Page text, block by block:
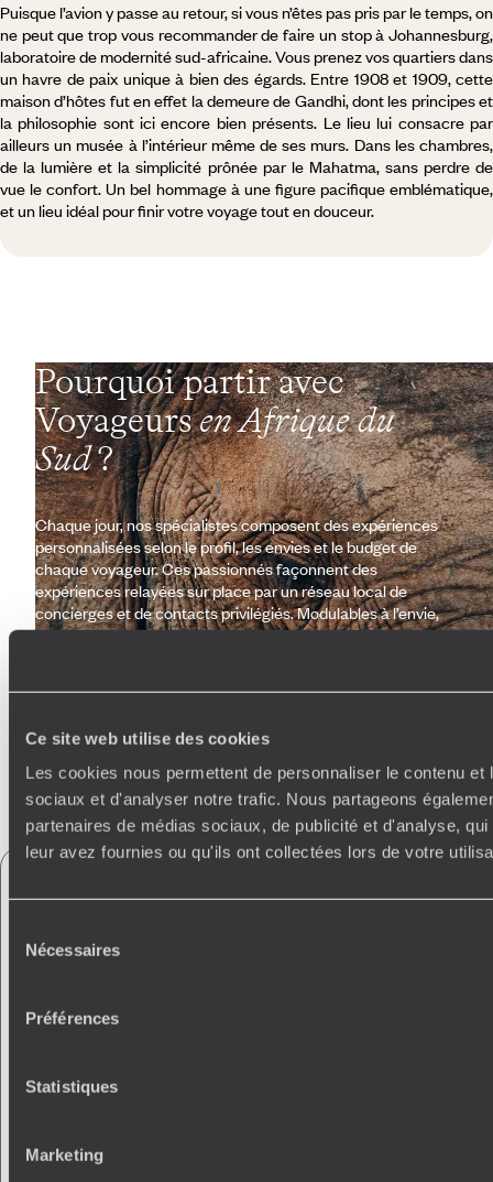
Ce site web utilise des cookies
Les cookies nous permettent de personnaliser le contenu
sociaux et d'analyser notre trafic. Nous partageons
partenaires de médias sociaux, de publicité et d'analyse,
leur avez fournies ou qu'ils ont collectées lors de votre
Nécessaires
Préférences
Statistiques
Marketing
Puisque l’avion y passe au retour, si vous n’êtes pas pris par le temps, on
ne peut que trop vous recommander de faire un stop à Johannesburg,
laboratoire de modernité sud-africaine. Vous prenez vos quartiers dans
un havre de paix unique à bien des égards. Entre 1908 et 1909, cette
maison d’hôtes fut en effet la demeure de Gandhi, dont les principes et
la philosophie sont ici encore bien présents. Le lieu lui consacre par
ailleurs un musée à l’intérieur même de ses murs. Dans les chambres,
de la lumière et la simplicité prônée par le Mahatma, sans perdre de
vue le confort. Un bel hommage à une figure pacifique emblématique,
et un lieu idéal pour finir votre voyage tout en douceur.
Pourquoi partir avec
Voyageursen Afrique du
Sud?
Chaque jour, nos spécialistes composent des expériences
personnalisées selon le profil, les envies et le budget de
chaque voyageur. Ces passionnés façonnent des
expériences relayées sur place par un réseau local de
concierges et de contacts privilégiés. Modulables à l’envie,
ces voyages à la carte s’accompagnent d’une vaste gamme
Faites créer votre voyage
Découvrez tous les services qui vous
en Afrique du Sud
Conciergerie francophone
Wifi nomade : 1Go/jour inclus